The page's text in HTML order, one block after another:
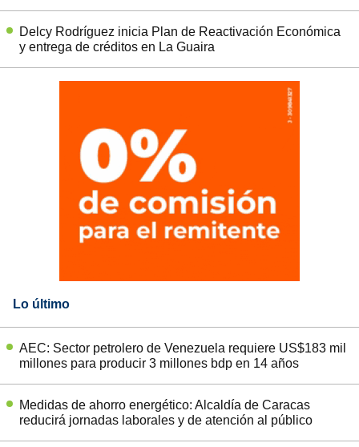
Delcy Rodríguez inicia Plan de Reactivación Económica
y entrega de créditos en La Guaira
Lo último
AEC: Sector petrolero de Venezuela requiere US$183 mil
millones para producir 3 millones bdp en 14 años
Medidas de ahorro energético: Alcaldía de Caracas
reducirá jornadas laborales y de atención al público